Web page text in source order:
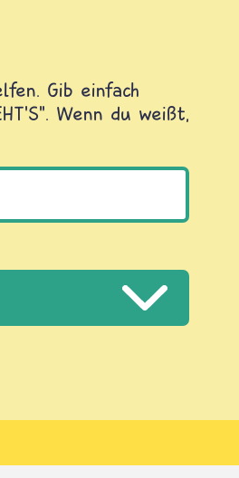
Gib einfach
Wenn du weißt,